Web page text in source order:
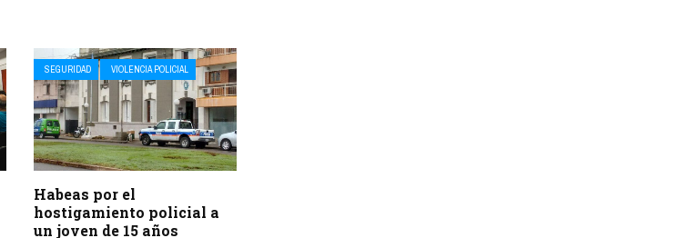
SEGURIDAD VIOLENCIA POLICIAL
Habeas por el
hostigamiento policial a
un joven de 15 años